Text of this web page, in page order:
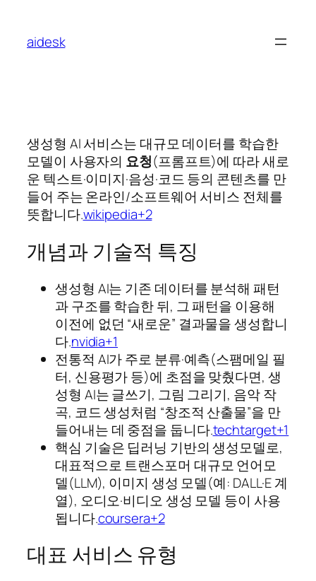
aidesk
생성형 AI 서비스는 대규모 데이터를 학습한
모델이 사용자의 요청(프롬프트)에 따라 새로
운 텍스트·이미지·음성·코드 등의 콘텐츠를 만
들어 주는 온라인/소프트웨어 서비스 전체를
뜻합니다.wikipedia+2
개념과 기술적 특징
생성형 AI는 기존 데이터를 분석해 패턴
과 구조를 학습한 뒤, 그 패턴을 이용해
이전에 없던 “새로운” 결과물을 생성합니
다.nvidia+1
전통적 AI가 주로 분류·예측(스팸메일 필
터, 신용평가 등)에 초점을 맞췄다면, 생
성형 AI는 글쓰기, 그림 그리기, 음악 작
곡, 코드 생성처럼 “창조적 산출물”을 만
들어내는 데 중점을 둡니다.techtarget+1
핵심 기술은 딥러닝 기반의 생성모델로,
대표적으로 트랜스포머 대규모 언어모
델(LLM), 이미지 생성 모델(예: DALL·E 계
열), 오디오·비디오 생성 모델 등이 사용
됩니다.coursera+2
대표 서비스 유형